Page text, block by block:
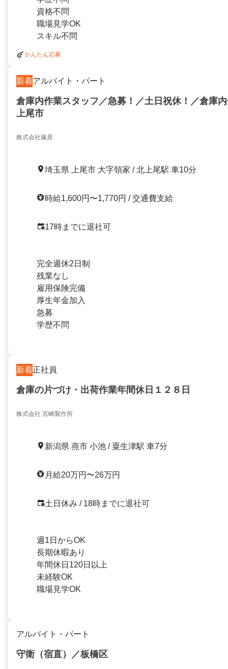
資格不問
職場見学OK
スキル不問
かんたん応募
新着アルバイト・パート
倉庫内作業スタッフ／急募！／土日祝休！／倉庫
上尾市
株式会社篠原
埼玉県 上尾市 大字領家 / 北上尾駅 車10分
時給1,600円〜1,770円 / 交通費支給
17時までに退社可
完全週休2日制
残業なし
雇用保険完備
厚生年金加入
急募
学歴不問
新着正社員
倉庫の片づけ・出荷作業年間休日１２８日
株式会社 宮崎製作所
新潟県 燕市 小池 / 粟生津駅 車7分
月給20万円〜26万円
土日休み / 18時までに退社可
週1日からOK
長期休暇あり
年間休日120日以上
未経験OK
職場見学OK
アルバイト・パート
守衛（宿直）／板橋区